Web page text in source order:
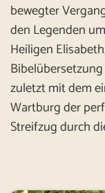
bewegter
den Legenden
Heiligen
zuletzt mit dem
Wartburg der
Streifzug durch